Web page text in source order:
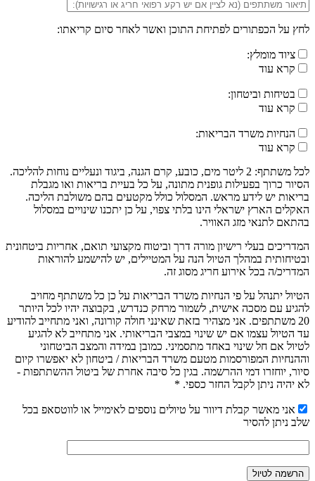
לחץ על הכפתורים לפתיחת התוכן ואשר לאחר סיום קריאתו:
ציוד מומלץ:
קרא עוד
בטיחות וביטחון:
קרא עוד
הנחיות משרד הבריאות:
קרא עוד
לכל משתתף: 2 ליטר מים, כובע, קרם הגנה, ביגוד ונעליים נוחות להליכה.
הסיור כרוך בפעילות גופנית מתונה, על כל בעיית בריאות ואו מגבלת
בריאות יש לידע מראש. המסלול כולל מקטעים בהם משולבת הליכה.
האקלים הארץ ישראלי הינו בלתי צפוי, על כן יתכנו שינויים במסלול
בהתאם לתנאי מזג האוויר.
המדריכים בעלי רישיון מורה דרך וביטוח מקצועי תואם, אחריות ביטחונית
ובטיחותית במהלך הטיול הנה על המטיילים, יש להישמע להוראות
המדריכ/ה בכל אירוע חריג מסוג זה.
הטיול יתנהל על פי הנחיות משרד הבריאות על כן כל משתתף מחויב
להגיע עם מסכה אישית, לשמור מרחק כנדרש, בקבוצה יהיו לכל היותר
20 משתתפים. אני מצהיר בזאת שאינני חולה קורונה, ואני מתחייב להודיע
עד הטיול עצמו אם יש שינוי במצבי הבריאותי. אני מתחייב לא להגיע
לטיול אם חל שינוי באחד מתסמיני. כמובן במידה והמצב הביטחוני
וההנחיות המפורסמות מטעם משרד הבריאות / ביטחון לא יאפשרו קיום
סיור, יוחזרו דמי ההרשמה. בגין כל סיבה אחרת של ביטול ההשתתפות -
לא יהיה ניתן לקבל החזר כספי. *
אני מאשר קבלת דיוור על טיולים נוספים לאימייל או לווטסאפ בכל
שלב ניתן להסיר